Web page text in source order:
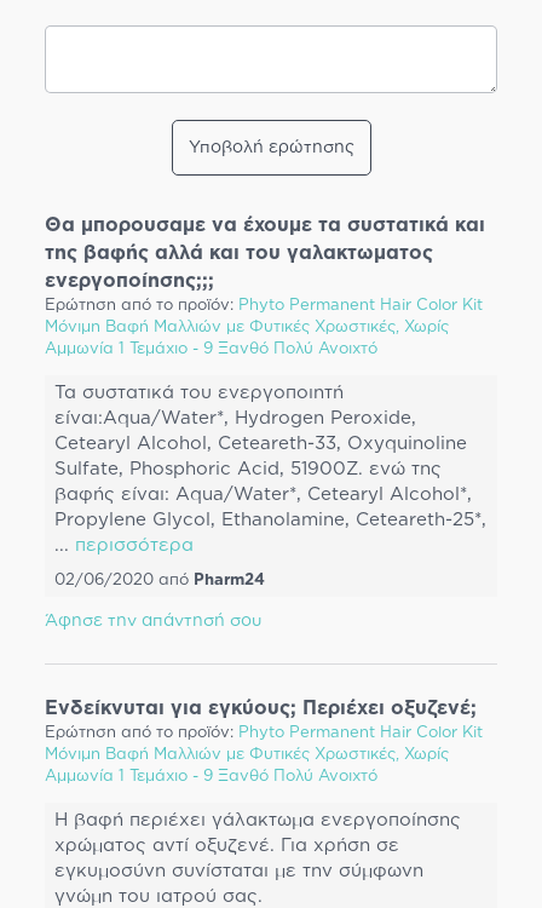
Υποβολή ερώτησης
Θα μπορουσαμε να έχουμε τα συστατικά και
της βαφής αλλά και του γαλακτωματος
ενεργοποίησης;;;
Ερώτηση από το προϊόν: Phyto Permanent Hair Color Kit
Μόνιμη Βαφή Μαλλιών με Φυτικές Χρωστικές, Χωρίς
Αμμωνία 1 Τεμάχιο - 9 Ξανθό Πολύ Ανοιχτό
Τα συστατικά του ενεργοποιητή
είναι:Aqua/Water*, Hydrogen Peroxide,
Cetearyl Alcohol, Ceteareth-33, Oxyquinoline
Sulfate, Phosphoric Acid, 51900Z. ενώ της
βαφής είναι: Aqua/Water*, Cetearyl Alcohol*,
Propylene Glycol, Ethanolamine, Ceteareth-25*,
... περισσότερα
02/06/2020 από Pharm24
Άφησε την απάντησή σου
Ενδείκνυται για εγκύους; Περιέχει οξυζενέ;
Ερώτηση από το προϊόν: Phyto Permanent Hair Color Kit
Μόνιμη Βαφή Μαλλιών με Φυτικές Χρωστικές, Χωρίς
Αμμωνία 1 Τεμάχιο - 9 Ξανθό Πολύ Ανοιχτό
Η βαφή περιέχει γάλακτωμα ενεργοποίησης
χρώματος αντί οξυζενέ. Για χρήση σε
εγκυμοσύνη συνίσταται με την σύμφωνη
γνώμη του ιατρού σας.